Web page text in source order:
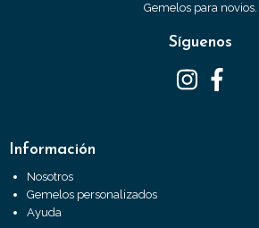
Gemelos para novios.
Síguenos
Información
Nosotros
Gemelos personalizados
Ayuda